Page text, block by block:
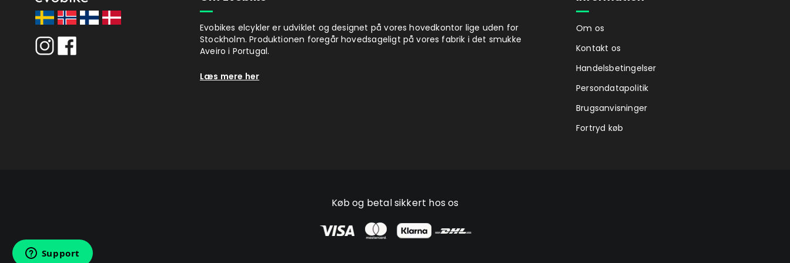
Evobikes elcykler er udviklet og designet på vores hovedkontor lige uden for
Stockholm. Produktionen foregår hovedsageligt på vores fabrik i det smukke
Aveiro i Portugal.
Læs mere her
Om os
Kontakt os
Handelsbetingelser
Persondatapolitik
Brugsanvisninger
Fortryd køb
Køb og betal sikkert hos os